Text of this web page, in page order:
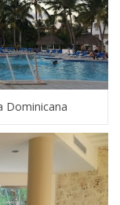
Dominicana